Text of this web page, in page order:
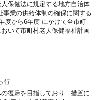
保健法に規定する地方自治体
事業の供給体制の確保に関する
度から6年度 にかけて全市町
いて市町村老人保健福祉計画
行
復帰を目指しており、措置に